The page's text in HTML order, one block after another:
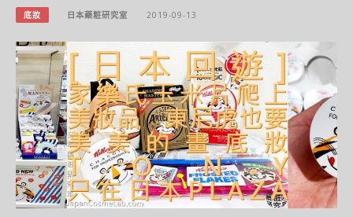
底妝 日本藥粧研究室 2019-09-13